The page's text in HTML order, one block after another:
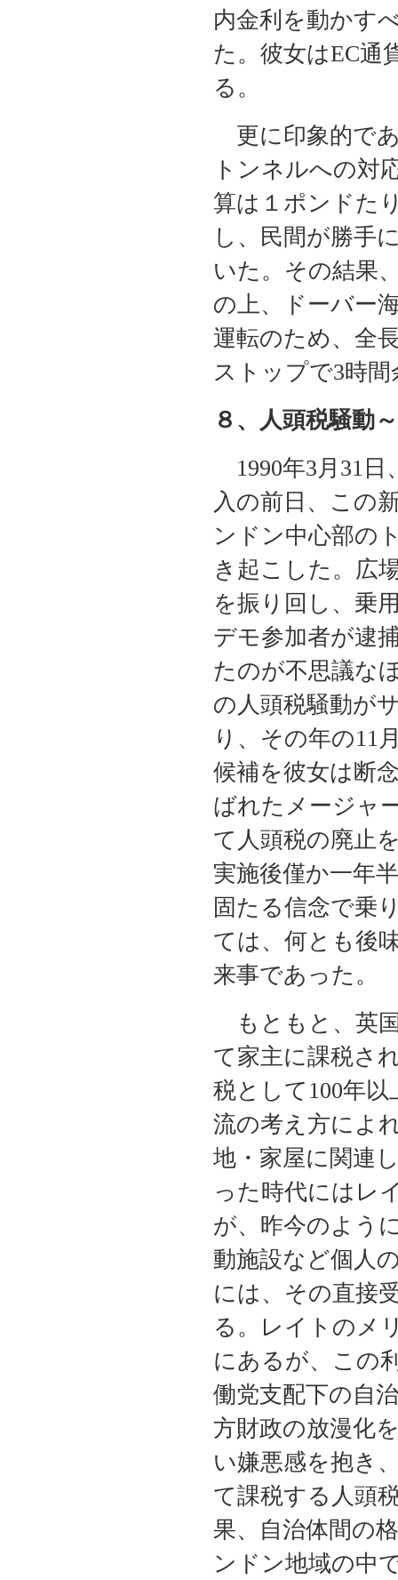
内金利を動かす
た。彼女はEC通
る。
更に印象的で
トンネルへの対
算は１ポンドた
し、民間が勝手
いた。その結果
の上、ドーバー
運転のため、全
ストップで3時
８、人頭税騒動
1990年3月31日
入の前日、この
ンドン中心部の
き起こした。広
を振り回し、乗
デモ参加者が逮
たのが不思議な
の人頭税騒動が
り、その年の11
候補を彼女は断
ばれたメージャ
て人頭税の廃止
実施後僅か一年
固たる信念で乗
ては、何とも後
来事であった
もともと、英
て家主に課税さ
税として100年
流の考え方によ
地・家屋に関連
った時代にはレ
が、昨今のよう
動施設など個人
には、その直接
る。レイトのメ
にあるが、この
働党支配下の自
方財政の放漫化
い嫌悪感を抱き
て課税する人頭
果、自治体間の
ンドン地域の中